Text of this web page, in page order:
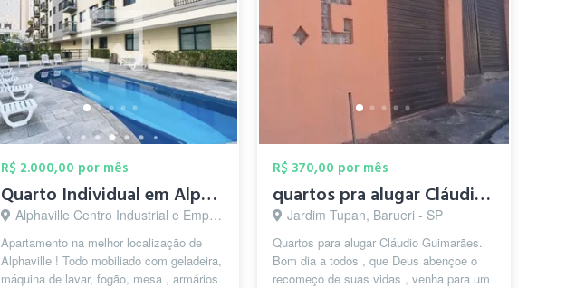
R$ 2.000,00 por mês
Quarto Individual em Alphaville
Alphaville Centro Industrial e Empresarial/Alphaville., Barueri - SP
Apartamento na melhor localização de
Alphaville ! Todo mobiliado com geladeira,
máquina de lavar, fogão, mesa , armários
R$ 370,00 por mês
quartos pra alugar Cláudio Guimarães
Jardim Tupan, Barueri - SP
Quartos para alugar Cláudio Guimarães.
Bom dia a todos , que Deus abençoe o
recomeço de suas vidas , venha para um